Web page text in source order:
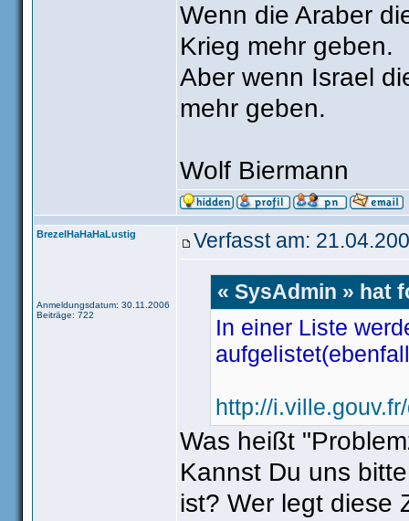
Wenn die Araber
Krieg mehr geben.
Aber wenn Israel
mehr geben.
Wolf Biermann
BrezelHaHaHaLustig
Anmeldungsdatum: 30.11.2006
Beiträge: 722
Verfasst am:
« SysAdmin » hat
In einer Liste
http://
Was heißt
Kannst Du uns
ist? Wer legt diese